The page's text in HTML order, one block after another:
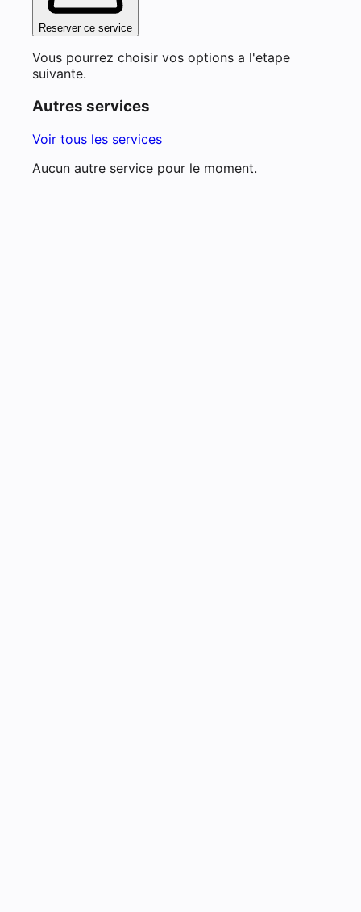
Reserver ce service
Vous pourrez choisir vos options a l'etape
suivante.
Autres services
Voir tous les services
Aucun autre service pour le moment.